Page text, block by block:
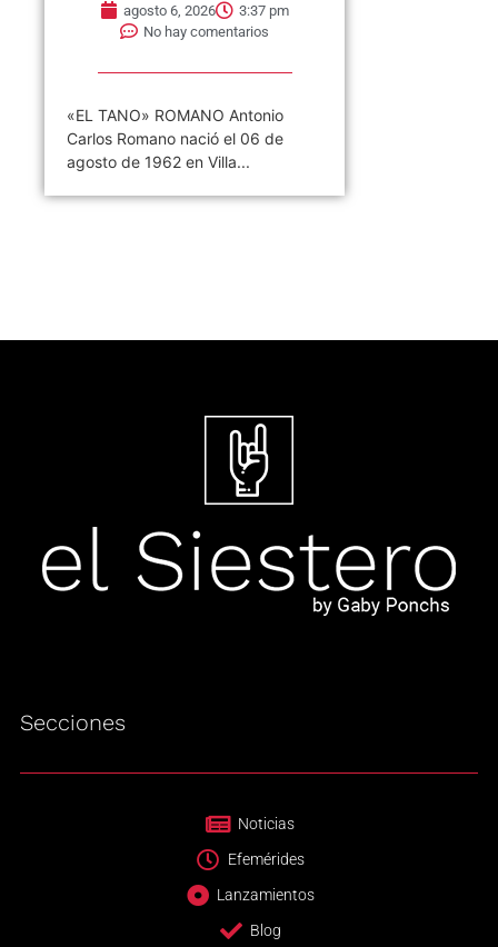
agosto 6, 2026
3:37 pm
No hay comentarios
«EL TANO» ROMANO Antonio
Carlos Romano nació el 06 de
agosto de 1962 en Villa...
Secciones
Noticias
Efemérides
Lanzamientos
Blog